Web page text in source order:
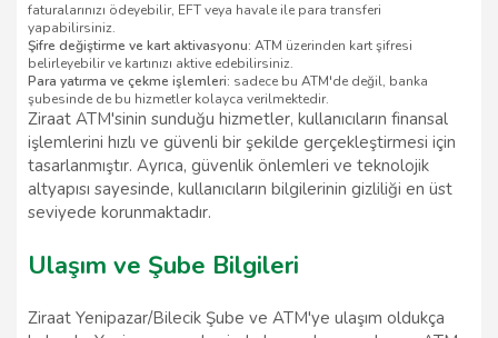
faturalarınızı ödeyebilir, EFT veya havale ile para transferi
yapabilirsiniz.
Şifre değiştirme ve kart aktivasyonu: ATM üzerinden kart şifresi
belirleyebilir ve kartınızı aktive edebilirsiniz.
Para yatırma ve çekme işlemleri: sadece bu ATM'de değil, banka
şubesinde de bu hizmetler kolayca verilmektedir.
Ziraat ATM'sinin sunduğu hizmetler, kullanıcıların finansal
işlemlerini hızlı ve güvenli bir şekilde gerçekleştirmesi için
tasarlanmıştır. Ayrıca, güvenlik önlemleri ve teknolojik
altyapısı sayesinde, kullanıcıların bilgilerinin gizliliği en üst
seviyede korunmaktadır.
Ulaşım ve Şube Bilgileri
Ziraat Yenipazar/Bilecik Şube ve ATM'ye ulaşım oldukça